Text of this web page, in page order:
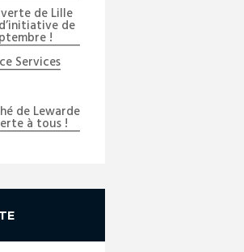
de Lille
de
!
Services
de Lewarde
à tous !